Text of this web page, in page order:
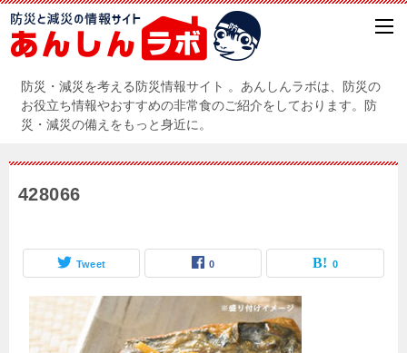
防災・減災を考える防災情報サイト 。あんしんラボは、防災の
お役立ち情報やおすすめの非常食のご紹介をしております。防
災・減災の備えをもっと身近に。
428066
Tweet 0 0